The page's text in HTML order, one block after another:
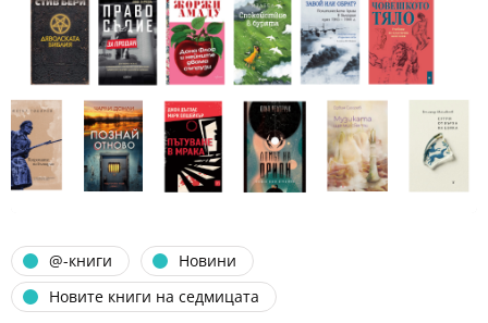
@-книги
Новини
Новите книги на седмицата